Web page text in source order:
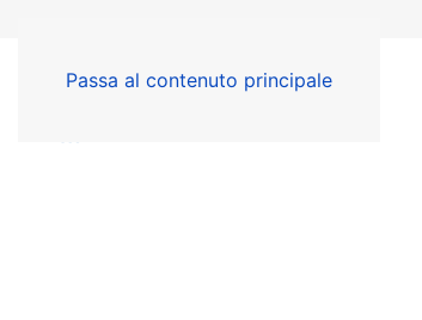
Passa al contenuto principale